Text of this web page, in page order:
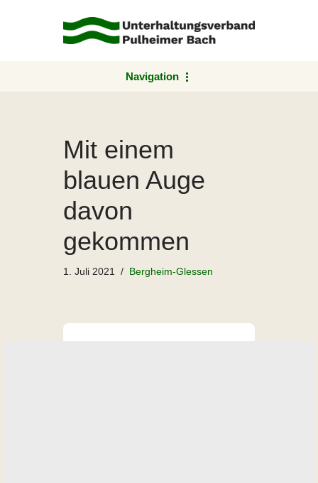
Navigation
Mit einem
blauen Auge
davon
gekommen
1. Juli 2021 Bergheim-Glessen